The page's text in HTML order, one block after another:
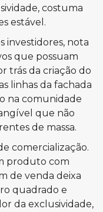
costuma
estável.
investidores, nota
que possuam
trás da criação do
linhas da fachada
na comunidade
que não
de massa.
comercialização.
produto com
de venda deixa
quadrado e
da exclusividade,